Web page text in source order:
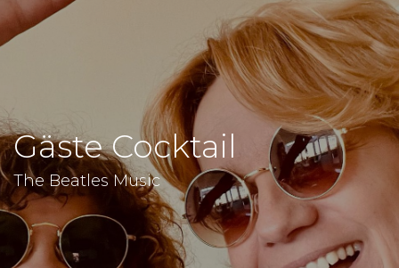
Gäste Cocktail
The Beatles Music